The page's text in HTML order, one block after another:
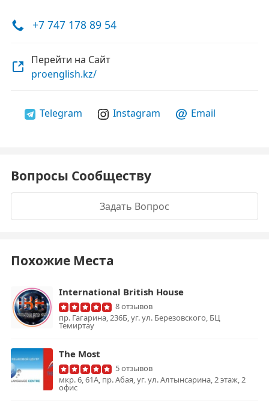
+7 747 178 89 54
Перейти на Сайт
proenglish.kz/
Telegram Instagram Email
Вопросы Сообществу
Задать Вопрос
Похожие Места
International British House
8 отзывов
пр. Гагарина, 236Б, уг. ул. Березовского, БЦ
Темиртау
The Most
5 отзывов
мкр. 6, 61А, пр. Абая, уг. ул. Алтынсарина, 2 этаж, 2
офис